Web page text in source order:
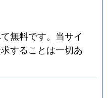
無料です。当サイ
することは一切あ